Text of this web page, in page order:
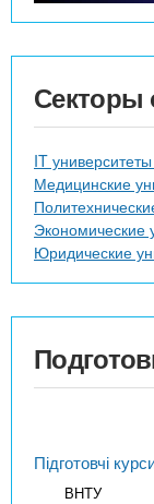
Секторы
IT
Медицинские
Экономические
Юридические
Підготовчі
ВНТУ